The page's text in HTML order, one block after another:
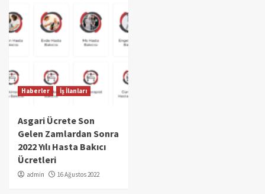
Haberler İş İlanları
Asgari Ücrete Son
Gelen Zamlardan Sonra
2022 Yılı Hasta Bakıcı
Ücretleri
admin 16 Ağustos 2022